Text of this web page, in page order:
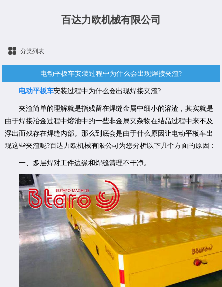
百达力欧机械有限公司
分类列表
电动平板车安装过程中为什么会出现焊接夹渣?
电动平板车安装过程中为什么会出现焊接夹渣?
夹渣简单的理解就是指残留在焊缝金属中细小的溶渣，其实就是
由于焊接冶金过程中熔池中的一些非金属夹杂物在结晶过程中来不及
浮出而残存在焊缝内部。那么到底会是由于什么原因让电动平板车出
现这些夹渣呢?百达力欧机械有限公司为您分析以下几个方面的原因：
一、多层焊对工件边缘和焊缝清理不干净。